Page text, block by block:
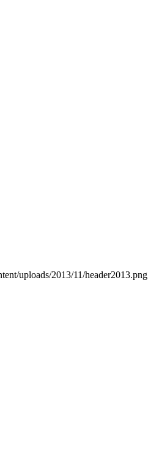
uploads/2013/11/header2013.png